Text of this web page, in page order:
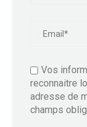
Vos
reconnaitre
adresse de
champs